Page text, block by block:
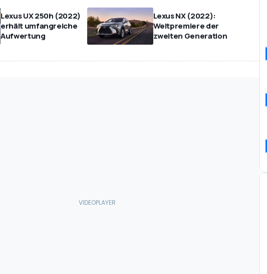
Lexus UX 250h (2022)
erhält umfangreiche
Aufwertung
Lexus NX (2022):
Weltpremiere der
zweiten Generation